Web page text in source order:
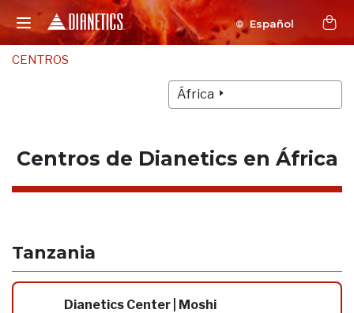
Español
CENTROS
África
Centros de Dianetics en África
Tanzania
Dianetics Center | Moshi